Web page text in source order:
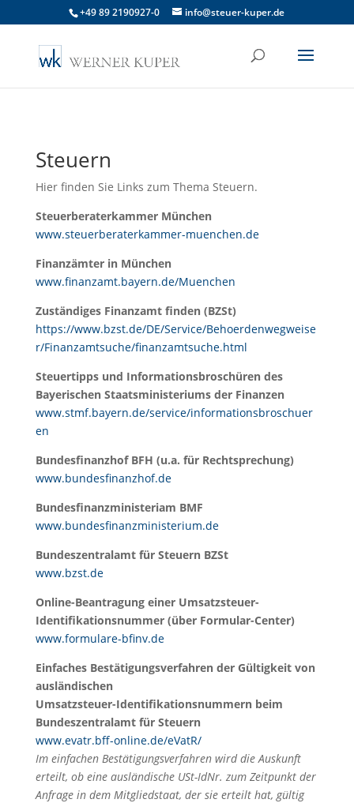
+49 89 2190927-0 info@steuer-kuper.de
Steuern
Hier finden Sie Links zum Thema Steuern.
Steuerberaterkammer München
www.steuerberaterkammer-muenchen.de
Finanzämter in München
www.finanzamt.bayern.de/Muenchen
Zuständiges Finanzamt finden (BZSt)
https://www.bzst.de/DE/Service/Behoerdenwegweise
r/Finanzamtsuche/finanzamtsuche.html
Steuertipps und Informationsbroschüren des
Bayerischen Staatsministeriums der Finanzen
www.stmf.bayern.de/service/informationsbroschuer
en
Bundesfinanzhof BFH (u.a. für Rechtsprechung)
www.bundesfinanzhof.de
Bundesfinanzministeriam BMF
www.bundesfinanzministerium.de
Bundeszentralamt für Steuern BZSt
www.bzst.de
Online-Beantragung einer Umsatzsteuer-
Identifikationsnummer (über Formular-Center)
www.formulare-bfinv.de
Einfaches Bestätigungsverfahren der Gültigkeit von
ausländischen
Umsatzsteuer-Identifikationsnummern beim
Bundeszentralamt für Steuern
www.evatr.bff-online.de/eVatR/
Im einfachen Bestätigungsverfahren wird die Auskunft
erteilt, ob eine ausländische USt-IdNr. zum Zeitpunkt der
Anfrage in dem Mitgliedstaat, der sie erteilt hat, gültig